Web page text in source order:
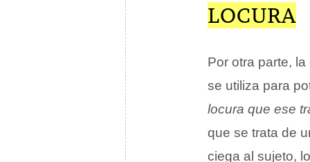
LOCURA
Por otra parte,
se utiliza para
locura que ese
que se trata de
ciega al sujeto,